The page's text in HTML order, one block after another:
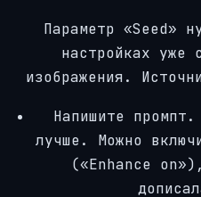
Параметр «Seed»
настройках уже
изображения.
Напишите
лучше. Можно
(«Enhance